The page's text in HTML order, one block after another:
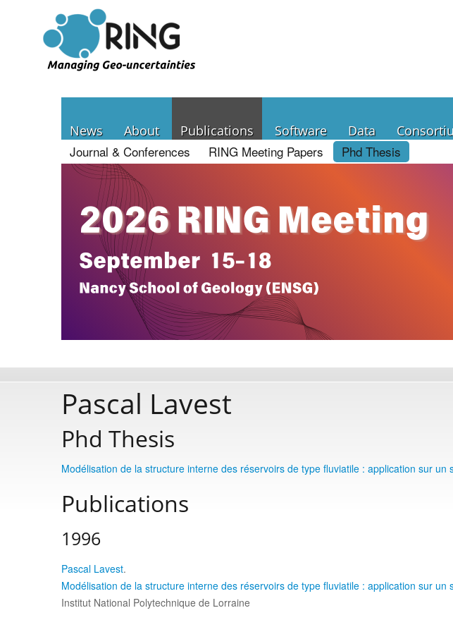
News About Publications Software Data
Journal & Conferences RING Meeting Papers Phd Thesis
Pascal Lavest
Phd Thesis
Modélisation de la structure interne des réservoirs de type fluviatile : application sur
Publications
1996
Pascal Lavest.
Modélisation de la structure interne des réservoirs de type fluviatile : application sur
Institut National Polytechnique de Lorraine